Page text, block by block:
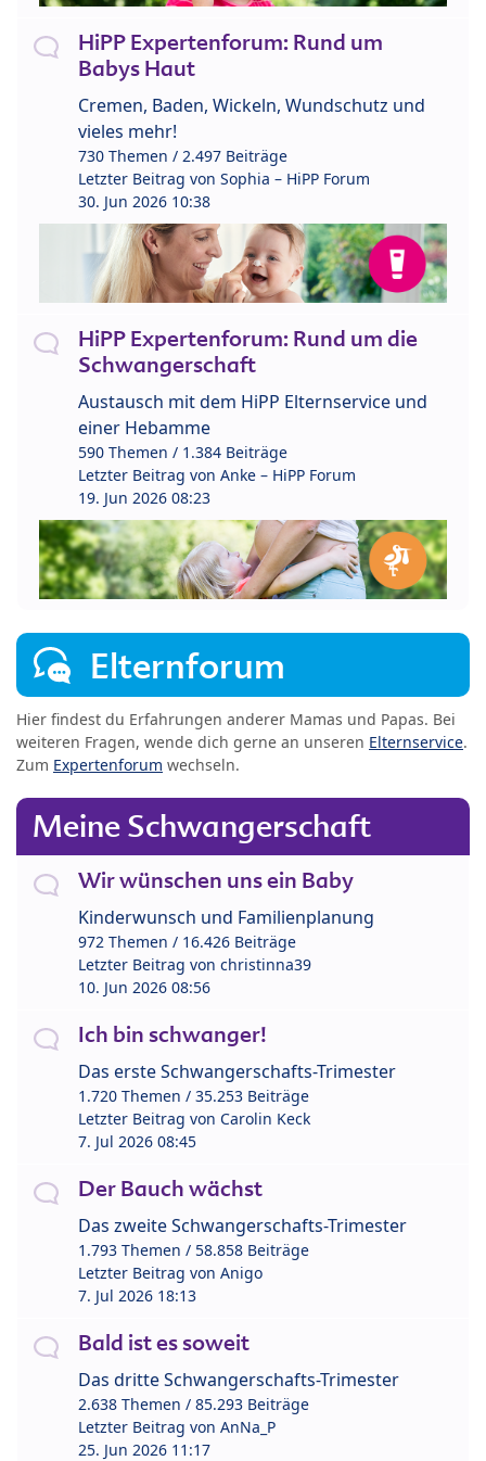
HiPP Expertenforum: Rund um
Babys Haut
Cremen, Baden, Wickeln, Wundschutz und
vieles mehr!
730 Themen / 2.497 Beiträge
Letzter Beitrag von Sophia – HiPP Forum
30. Jun 2026 10:38
HiPP Expertenforum: Rund um die
Schwangerschaft
Austausch mit dem HiPP Elternservice und
einer Hebamme
590 Themen / 1.384 Beiträge
Letzter Beitrag von Anke – HiPP Forum
19. Jun 2026 08:23
Elternforum
Hier findest du Erfahrungen anderer Mamas und Papas. Bei
weiteren Fragen, wende dich gerne an unseren Elternservice.
Zum Expertenforum wechseln.
Meine Schwangerschaft
Wir wünschen uns ein Baby
Kinderwunsch und Familienplanung
972 Themen / 16.426 Beiträge
Letzter Beitrag von christinna39
10. Jun 2026 08:56
Ich bin schwanger!
Das erste Schwangerschafts-Trimester
1.720 Themen / 35.253 Beiträge
Letzter Beitrag von Carolin Keck
7. Jul 2026 08:45
Der Bauch wächst
Das zweite Schwangerschafts-Trimester
1.793 Themen / 58.858 Beiträge
Letzter Beitrag von Anigo
7. Jul 2026 18:13
Bald ist es soweit
Das dritte Schwangerschafts-Trimester
2.638 Themen / 85.293 Beiträge
Letzter Beitrag von AnNa_P
25. Jun 2026 11:17